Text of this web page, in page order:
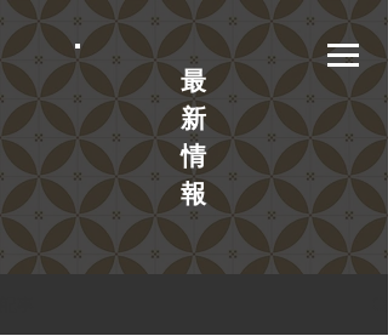
​最
新
情
報